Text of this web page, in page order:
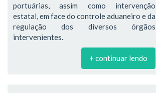
portuárias, assim como intervenção
estatal, em face do controle aduaneiro e da
regulação dos diversos órgãos
intervenientes.
+ continuar lendo